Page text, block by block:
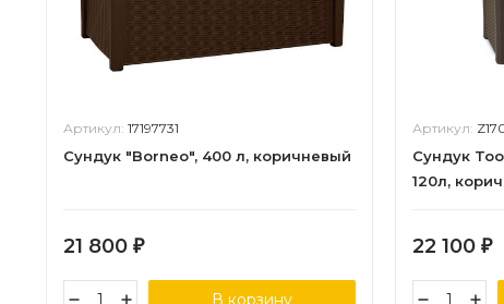
Артикул: 17197731
Сундук "Borneo", 400 л, коричневый
21 800 ₽
В корзину
Артикул:
Сундук
120л,
22 100 ₽